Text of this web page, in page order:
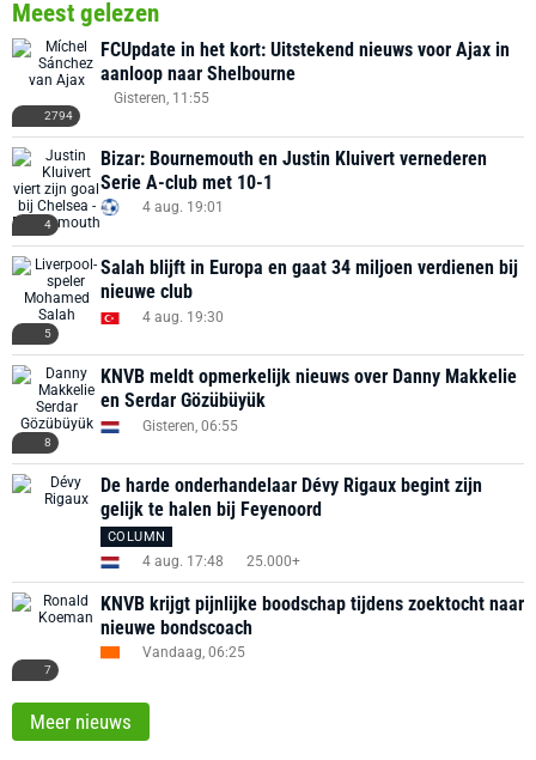
Meest gelezen
2794
FCUpdate in het kort: Uitstekend nieuws voor Ajax in
aanloop naar Shelbourne
Gisteren, 11:55
4
Bizar: Bournemouth en Justin Kluivert vernederen
Serie A-club met 10-1
4 aug. 19:01
5
Salah blijft in Europa en gaat 34 miljoen verdienen bij
nieuwe club
4 aug. 19:30
8
KNVB meldt opmerkelijk nieuws over Danny Makkelie
en Serdar Gözübüyük
Gisteren, 06:55
De harde onderhandelaar Dévy Rigaux begint zijn
gelijk te halen bij Feyenoord
COLUMN
4 aug. 17:48 25.000+
7
KNVB krijgt pijnlijke boodschap tijdens zoektocht naar
nieuwe bondscoach
Vandaag, 06:25
Meer nieuws